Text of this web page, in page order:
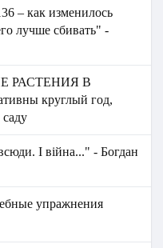
– как изменилось
лучше сбивать" -
РАСТЕНИЯ В
круглый год,
І війна..." - Богдан
упражнения